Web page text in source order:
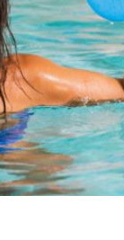
y
detalles
de
su
nuevo
estilo